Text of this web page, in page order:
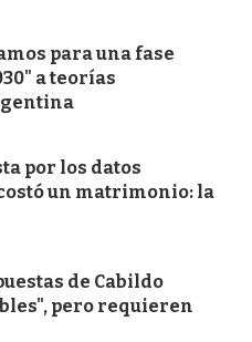
para una fase
a teorías
por los datos
un matrimonio: la
de Cabildo
pero requieren